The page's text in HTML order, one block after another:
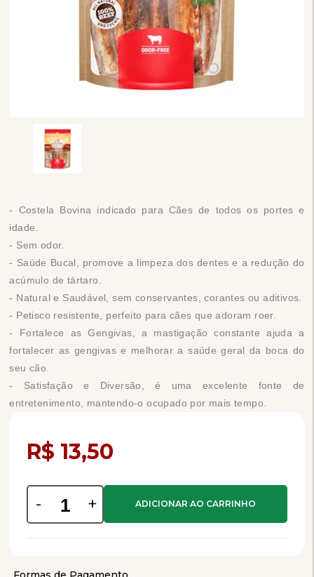
- Costela Bovina indicado para Cães de todos os portes e
idade.
- Sem odor.
- Saúde Bucal, promove a limpeza dos dentes e a redução do
acúmulo de tártaro.
- Natural e Saudável, sem conservantes, corantes ou aditivos.
- Petisco resistente, perfeito para cães que adoram roer.
- Fortalece as Gengivas, a mastigação constante ajuda a
fortalecer as gengivas e melhorar a saúde geral da boca do
seu cão.
- Satisfação e Diversão, é uma excelente fonte de
entretenimento, mantendo-o ocupado por mais tempo.
R$ 13,50
- +